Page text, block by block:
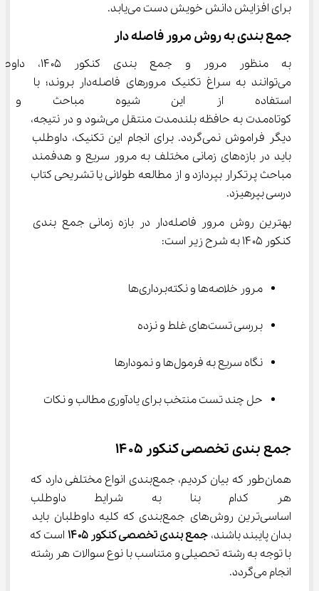
برای افزایش دانش خویش دست می‌یابد.
جمع بندی به روش مرور فاصله دار
به منظور مرور و جمع بندی
می‌توانند به سراغ تکنیک مرورهای فاصله‌دار بروند؛ با
استفاده از این شیوه مباحث
کوتاه‌مدت به حافظه بلندمدت منتقل می‌شود و در نتیجه،
دیگر فراموش نمی‌گردد. برای انجام این تکنیک، داوطلب
باید در بازه‌های زمانی مختلف به مرور سریع و هدفمند
مباحث پرتکرار بپردازد و از مطالعه طولانی یا تشریحی کتاب
درسی بپرهیزد.
بهترین روش مرور فاصله‌دار در بازه زمانی جمع بندی
کنکور ۱۴۰۵ به شرح زیر است:
مرور خلاصه‌ها و نکته‌برداری‌ها
بررسی تست‌های غلط و نزده
نگاه سریع به فرمول‌ها و نمودارها
حل چند تست منتخب برای یادآوری مطالب و نکات
جمع بندی تخصصی کنکور ۱۴۰۵
همان‌طور که بیان کردیم، جمع‌بندی انواع مختلفی دارد که
هر کدام بنا به شرایط داوطلب
اساسی‌ترین روش‌های جمع‌بندی که کلیه داوطلبان باید
بدان پایبند باشند، جمع بندی تخصصی کنکور ۱۴۰۵
است که
با توجه به رشته تحصیلی و متناسب با نوع سوالات هر رشته
انجام می‌گردد.